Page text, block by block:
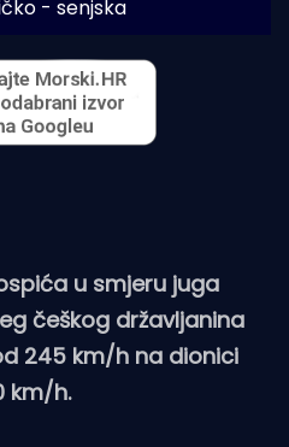
- senjska
u smjeru juga
češkog državljanina
245 km/h na dionici
km/h.